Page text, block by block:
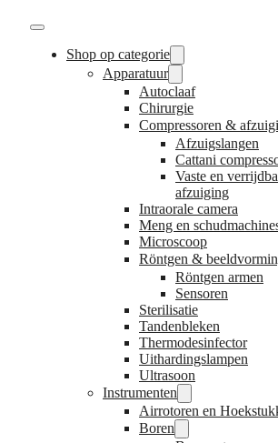
Shop op categorie
Apparatuur
Autoclaaf
Chirurgie
Compressoren &
Afzuigslangen
Cattani
Vaste en
afzuiging
Intraorale camera
Meng en
Microscoop
Röntgen &
Röntgen armen
Sensoren
Sterilisatie
Tandenbleken
Thermodesinfector
Uithardingslampen
Ultrasoon
Instrumenten
Airrotoren en
Boren